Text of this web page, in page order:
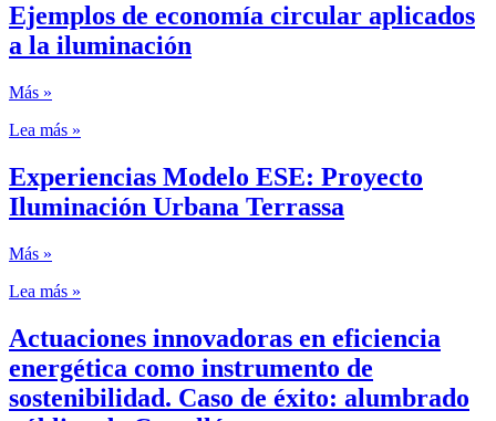
Ejemplos de economía circular aplicados
a la iluminación
Más »
Lea más »
Experiencias Modelo ESE: Proyecto
Iluminación Urbana Terrassa
Más »
Lea más »
Actuaciones innovadoras en eficiencia
energética como instrumento de
sostenibilidad. Caso de éxito: alumbrado